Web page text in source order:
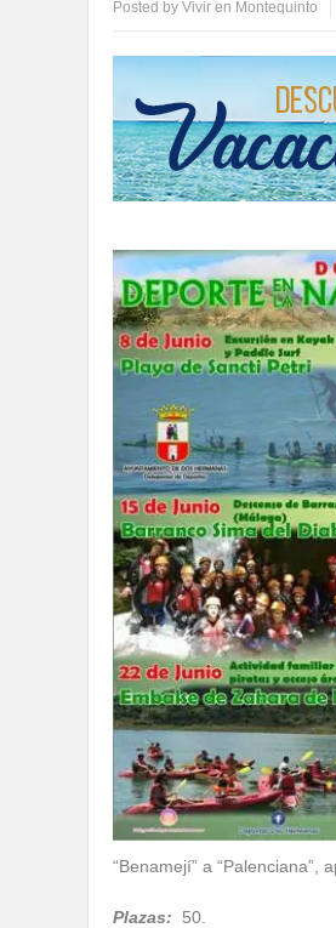
Posted by Vivir en Montequinto
“Benamejí” a
Plazas: 50.